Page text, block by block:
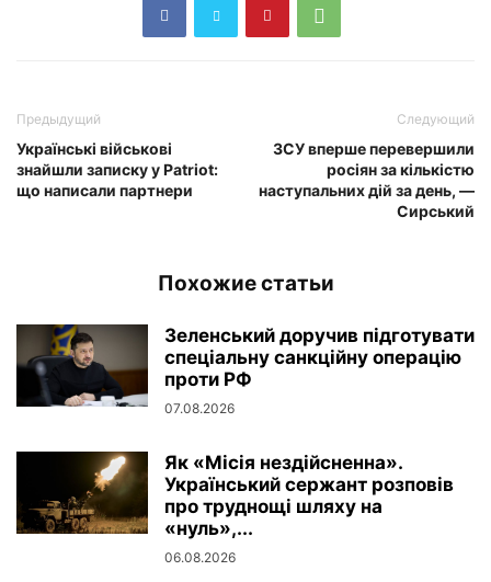
Предыдущий
Українські військові
знайшли записку у Patriot:
що написали партнери
Следующий
ЗСУ вперше перевершили
росіян за кількістю
наступальних дій за день, —
Сирський
Похожие статьи
Зеленський доручив підготувати
спеціальну санкційну операцію
проти РФ
07.08.2026
Як «Місія нездійсненна».
Український сержант розповів
про труднощі шляху на
«нуль»,...
06.08.2026